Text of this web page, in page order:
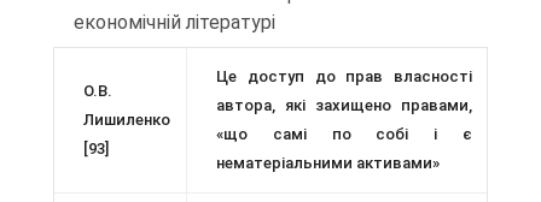
економічній літературі
О.В.
Лишиленко
[93]
Це доступ до прав власності
автора, які захищено правами,
«що самі по собі і є
нематеріальними активами»